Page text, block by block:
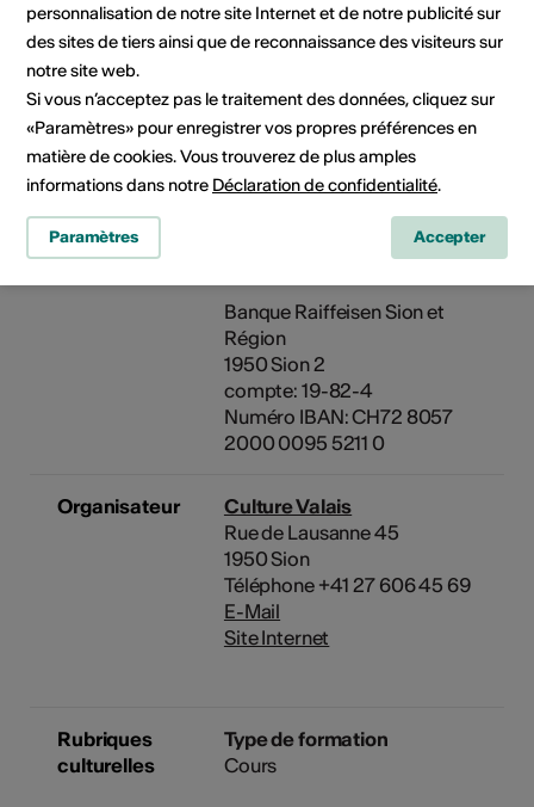
Merci d'effectuer le payement
au plus tard deux jours avant la
l'intitulé du cours lors de votre
versement. L'annulation de
l'inscription à cette formation
est possible 48h avant le début
sans motif valable, la finance
d'inscription sera due.
Banque Raiffeisen Sion et
Région
1950 Sion 2
compte: 19-82-4
Numéro IBAN: CH72 8057
2000 0095 5211 0
Organisateur
Culture Valais
Rue de Lausanne 45
1950 Sion
Téléphone +41 27 606 45 69
E-Mail
Site Internet
Rubriques
culturelles
Type de formation
Cours
personnalisation de notre site Internet et de notre publicité sur
des sites de tiers ainsi que de reconnaissance des visiteurs sur
notre site web.
Si vous n’acceptez pas le traitement des données, cliquez sur
«Paramètres» pour enregistrer vos propres préférences en
matière de cookies. Vous trouverez de plus amples
informations dans notre Déclaration de confidentialité.
Paramètres Accepter